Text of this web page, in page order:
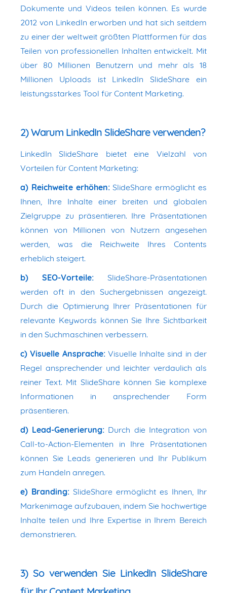
Dokumente und Videos teilen können. Es wurde
2012 von LinkedIn erworben und hat sich seitdem
zu einer der weltweit größten Plattformen für das
Teilen von professionellen Inhalten entwickelt. Mit
über 80 Millionen Benutzern und mehr als 18
Millionen Uploads ist LinkedIn SlideShare ein
leistungsstarkes Tool für Content Marketing.
2) Warum LinkedIn SlideShare verwenden?
LinkedIn SlideShare bietet eine Vielzahl von
Vorteilen für Content Marketing:
a) Reichweite erhöhen:SlideShare ermöglicht es
Ihnen, Ihre Inhalte einer breiten und globalen
Zielgruppe zu präsentieren. Ihre Präsentationen
können von Millionen von Nutzern angesehen
werden, was die Reichweite Ihres Contents
erheblich steigert.
b) SEO-Vorteile: SlideShare-Präsentationen
werden oft in den Suchergebnissen angezeigt.
Durch die Optimierung Ihrer Präsentationen für
relevante Keywords können Sie Ihre Sichtbarkeit
in den Suchmaschinen verbessern.
c) Visuelle Ansprache:Visuelle Inhalte sind in der
Regel ansprechender und leichter verdaulich als
reiner Text. Mit SlideShare können Sie komplexe
Informationen in ansprechender Form
präsentieren.
d) Lead-Generierung: Durch die Integration von
Call-to-Action-Elementen in Ihre Präsentationen
können Sie Leads generieren und Ihr Publikum
zum Handeln anregen.
e) Branding: SlideShare ermöglicht es Ihnen, Ihr
Markenimage aufzubauen, indem Sie hochwertige
Inhalte teilen und Ihre Expertise in Ihrem Bereich
demonstrieren.
3) So verwenden Sie LinkedIn SlideShare